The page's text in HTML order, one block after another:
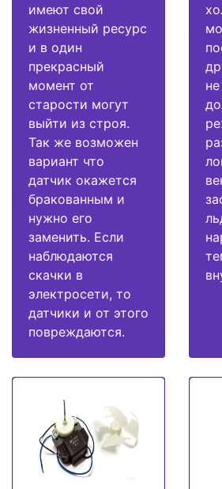
имеют свой
жизненный ресурс
и в один
прекрасный
момент от
старости могут
выйти из строя.
Так же возможен
вариант что
датчик окажется
бракованным и
нужно его
заменить. Если
наблюдаются
скачки в
электросети, то
датчики и от этого
повреждаются.